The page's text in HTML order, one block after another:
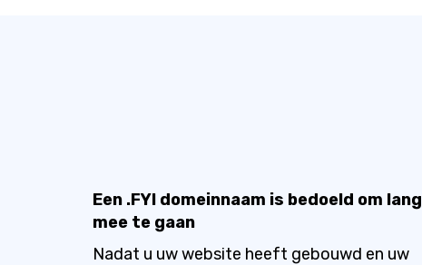
Een .FYI domeinnaam is bedoeld om lang
mee te gaan
Nadat u uw website heeft gebouwd en uw